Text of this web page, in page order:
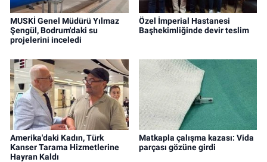
MUSKİ Genel Müdürü Yılmaz
Şengül, Bodrum'daki su
projelerini inceledi
Özel İmperial Hastanesi
Başhekimliğinde devir teslim
Amerika'daki Kadın, Türk
Kanser Tarama Hizmetlerine
Hayran Kaldı
Matkapla çalışma kazası: Vida
parçası gözüne girdi